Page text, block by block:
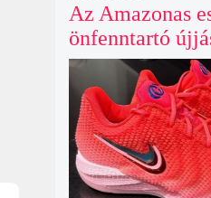
Az Amazonas
önfenntartó
szimuláló
szemléletet hoz
ökológiai